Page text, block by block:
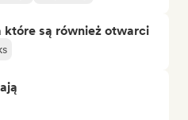
są również otwarci